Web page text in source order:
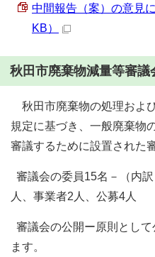
中間報告（案）の意見
KB）
秋田市廃棄物減量等審議
秋田市廃棄物の処理およ
規定に基づき、一般廃棄物
審議するために設置された
審議会の委員15名－（内
人、事業者2人、公募4人
審議会の公開ー原則とし
ます。